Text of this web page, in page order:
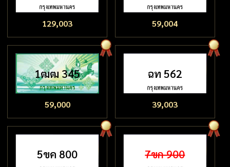
129,003 59,004
1ฒฒ 345
59,000
ฉท 562
39,003
5ขค 800 7ขก 900